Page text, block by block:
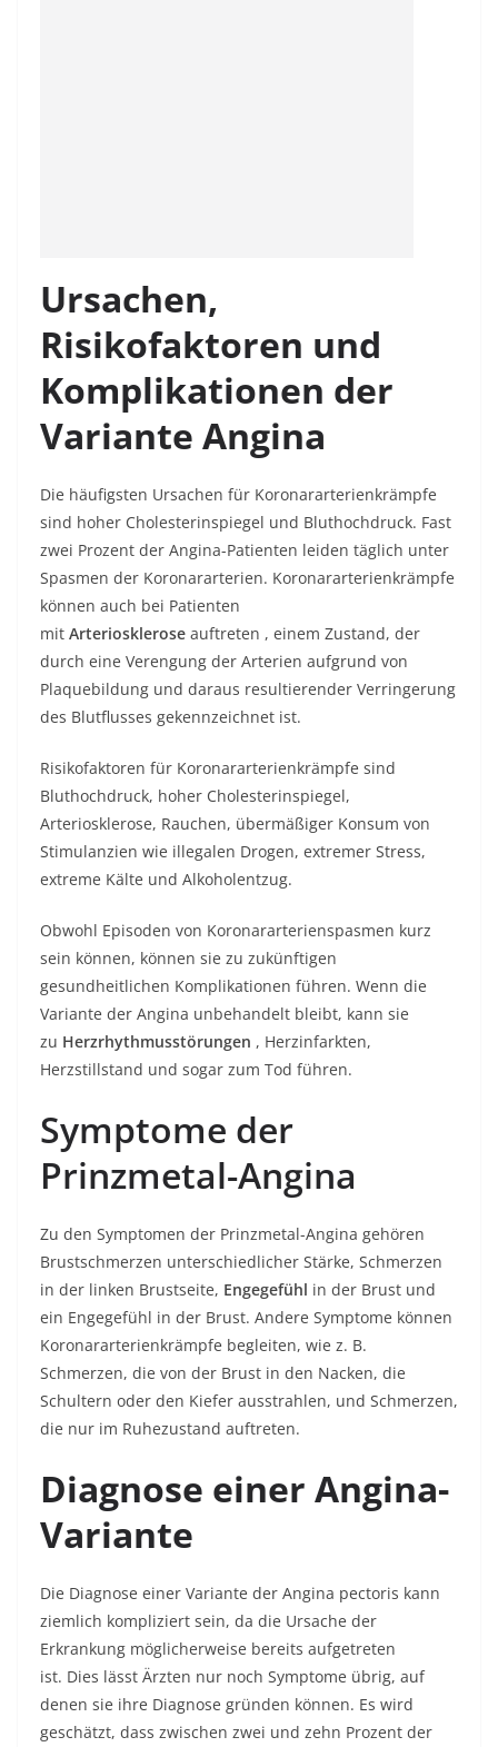
Ursachen,
Risikofaktoren und
Komplikationen der
Variante Angina
Die häufigsten Ursachen für Koronararterienkrämpfe
sind hoher Cholesterinspiegel und Bluthochdruck. Fast
zwei Prozent der Angina-Patienten leiden täglich unter
Spasmen der Koronararterien. Koronararterienkrämpfe
können auch bei Patienten
mit Arteriosklerose auftreten , einem Zustand, der
durch eine Verengung der Arterien aufgrund von
Plaquebildung und daraus resultierender Verringerung
des Blutflusses gekennzeichnet ist.
Risikofaktoren für Koronararterienkrämpfe sind
Bluthochdruck, hoher Cholesterinspiegel,
Arteriosklerose, Rauchen, übermäßiger Konsum von
Stimulanzien wie illegalen Drogen, extremer Stress,
extreme Kälte und Alkoholentzug.
Obwohl Episoden von Koronararterienspasmen kurz
sein können, können sie zu zukünftigen
gesundheitlichen Komplikationen führen. Wenn die
Variante der Angina unbehandelt bleibt, kann sie
zu Herzrhythmusstörungen , Herzinfarkten,
Herzstillstand und sogar zum Tod führen.
Symptome der
Prinzmetal-Angina
Zu den Symptomen der Prinzmetal-Angina gehören
Brustschmerzen unterschiedlicher Stärke, Schmerzen
in der linken Brustseite, Engegefühl in der Brust und
ein Engegefühl in der Brust. Andere Symptome können
Koronararterienkrämpfe begleiten, wie z. B.
Schmerzen, die von der Brust in den Nacken, die
Schultern oder den Kiefer ausstrahlen, und Schmerzen,
die nur im Ruhezustand auftreten.
Diagnose einer Angina-
Variante
Die Diagnose einer Variante der Angina pectoris kann
ziemlich kompliziert sein, da die Ursache der
Erkrankung möglicherweise bereits aufgetreten
ist. Dies lässt Ärzten nur noch Symptome übrig, auf
denen sie ihre Diagnose gründen können. Es wird
geschätzt, dass zwischen zwei und zehn Prozent der